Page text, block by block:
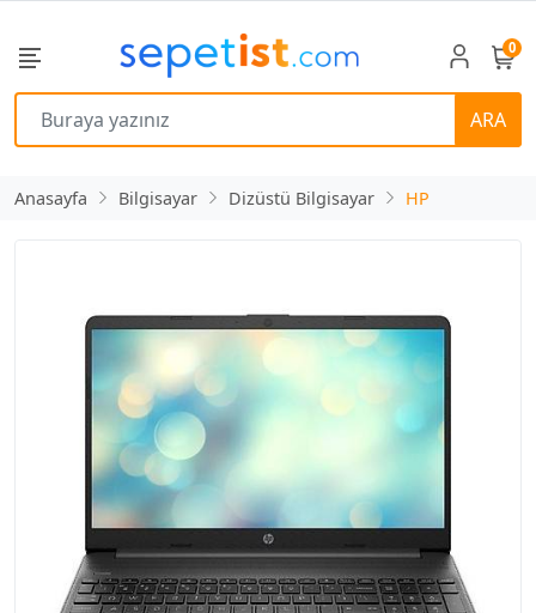
ARA
0
Anasayfa Bilgisayar Dizüstü Bilgisayar HP